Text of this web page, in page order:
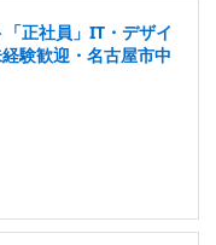
正社員」IT・デザイ
験歓迎・名古屋市中